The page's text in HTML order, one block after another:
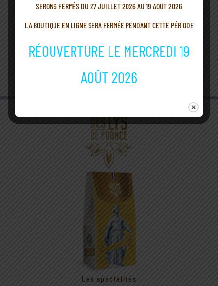
et les pâtes à tartiner
Squeezer 180ml, pot 220 / 40g
Les spécialités
SERONS FERMÉS DU 27 JUILLET 2026 AU 19 AOÛT 2026
LA BOUTIQUE EN LIGNE SERA FERMÉE PENDANT CETTE PÉRIODE
RÉOUVERTURE LE MERCREDI 19
AOÛT 2026